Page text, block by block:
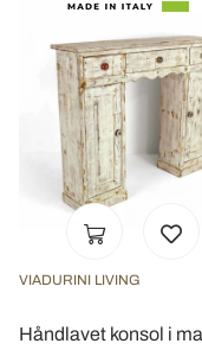
Utilizziamo i cookie
annunci, per fornire
analizzare il nostro
informazioni sul
nostri partner che si
pubblicità e social
con altre
raccolto dal suo
VIADURINI LIVING
Håndlavet konsol i